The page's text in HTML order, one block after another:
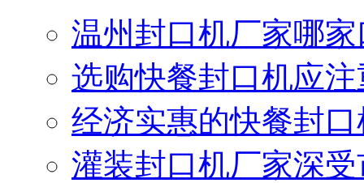
温州封口机厂家哪
选购快餐封口机应
经济实惠的快餐封
灌装封口机厂家深